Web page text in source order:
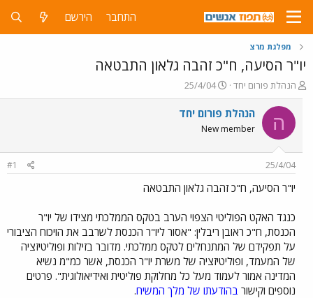
התחבר הירשם
מפלגת מרצ
יו"ר הסיעה, ח"כ זהבה גלאון התבטאה
פ
ו
ת
ח
ה
ש
א
הנהלת פורום יחד
פ
ו
ר
ם
ר
25/4/04
ה הנהלת פורום יחד
New member
25/4/04
#1
יו"ר הסיעה, ח"כ זהבה גלאון התבטאה
כנגד האקט הפוליטי הצפוי הערב בטקס הממלכתי מצידו של יו"ר
הכנסת, ח"כ ראובן ריבלין: "אסור ליו"ר הכנסת לשרבב את הויכוח הציבורי
על תפקידם של המתנחלים לטקס ממלכתי. מדובר בזילות ופוליטיזציה
של המעמד, ופוליטיזציה של משרת יו"ר הכנסת, אשר כמ"מ נשיא
המדינה אמור לעמוד מעל כל מחלוקת פוליטית ואידיאולוגית". פרטים
נוספים וקישור בהודעתו של מלך המשיח.